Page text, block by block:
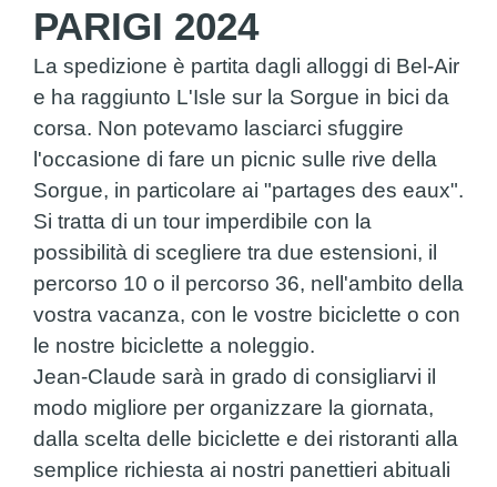
PARIGI 2024
La spedizione è partita dagli alloggi di Bel-Air
e ha raggiunto L'Isle sur la Sorgue in bici da
corsa. Non potevamo lasciarci sfuggire
l'occasione di fare un picnic sulle rive della
Sorgue, in particolare ai "partages des eaux".
Si tratta di un tour imperdibile con la
possibilità di scegliere tra due estensioni, il
percorso 10 o il percorso 36, nell'ambito della
vostra vacanza, con le vostre biciclette o con
le nostre biciclette a noleggio.
Jean-Claude sarà in grado di consigliarvi il
modo migliore per organizzare la giornata,
dalla scelta delle biciclette e dei ristoranti alla
semplice richiesta ai nostri panettieri abituali